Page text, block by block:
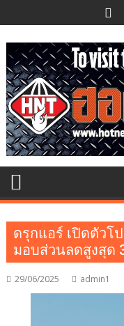
to
content
ดรุกแอร์ เปิดตัวโ
มอบส่วนลดสูงสุด
29/06/2025 admin1